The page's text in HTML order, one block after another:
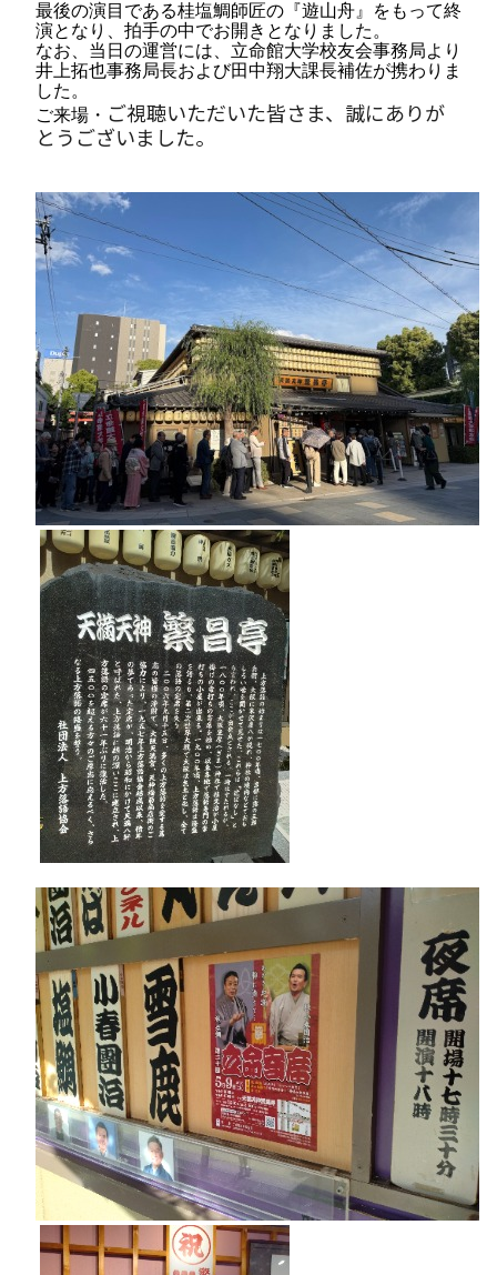
最後の演目である桂塩鯛師匠の『遊山舟』をもって終
演となり、拍手の中でお開きとなりました。
なお、当日の運営には、立命館大学校友会事務局より
井上拓也事務局長および田中翔大課長補佐が携わりま
した。
ご来場・ ご視聴いただいた皆さま、誠にありが
とうございました。